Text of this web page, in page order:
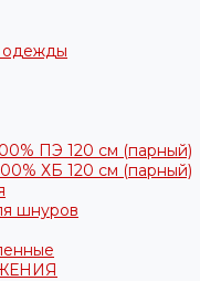
одежды
ПЭ 120 см (парный)
ХБ 120 см (парный)
шнуров